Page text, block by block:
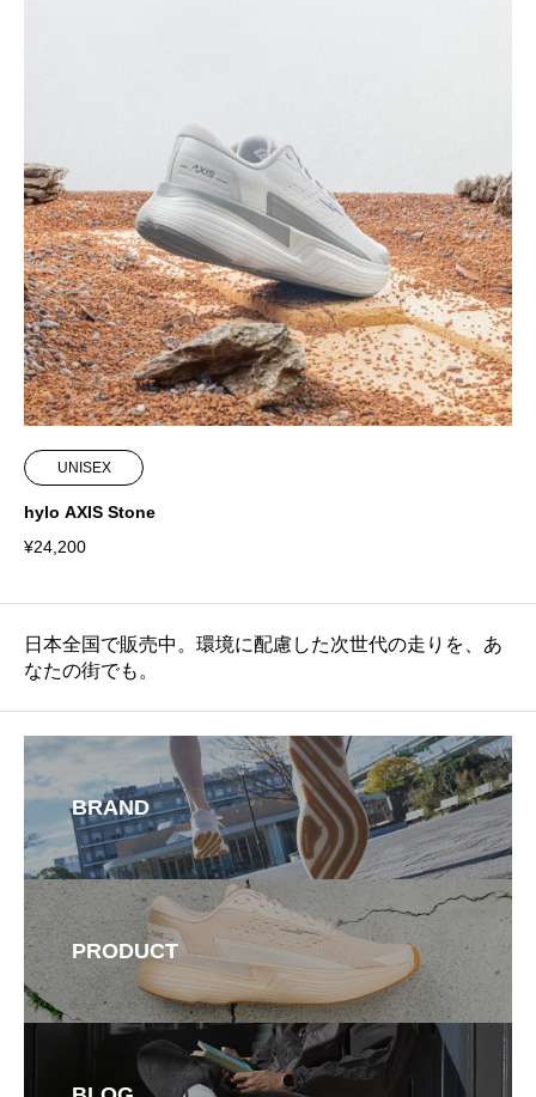
UNISEX
hylo AXIS Stone
¥24,200
日本全国で販売中。環境に配慮した次世代の走りを、あ
なたの街でも。
BRAND
PRODUCT